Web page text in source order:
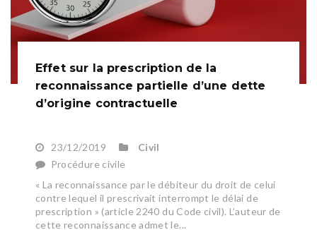
Effet sur la prescription de la
reconnaissance partielle d’une dette
d’origine contractuelle
23/12/2019
Civil
Procédure civile
« La reconnaissance par le débiteur du droit de celui
contre lequel il prescrivait interrompt le délai de
prescription » (article 2240 du Code civil). L’auteur de
cette reconnaissance admet le...